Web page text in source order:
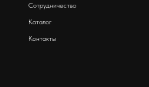
Сотрудничество
Каталог
Контакты